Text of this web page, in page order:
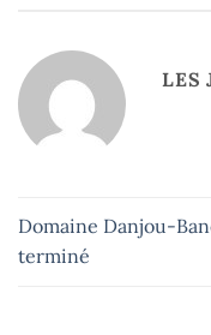
LES
Domaine Danjou-
terminé